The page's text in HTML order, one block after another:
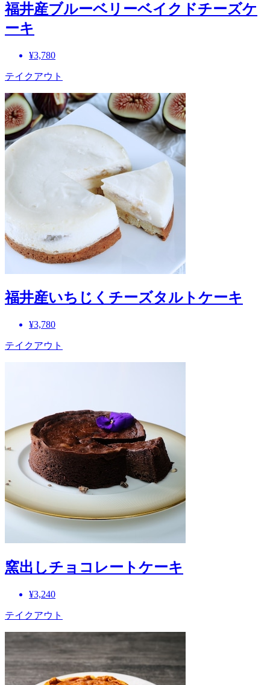
福井産ブルーベリーベイクドチーズケ
ーキ
¥3,780
テイクアウト
福井産いちじくチーズタルトケーキ
¥3,780
テイクアウト
窯出しチョコレートケーキ
¥3,240
テイクアウト